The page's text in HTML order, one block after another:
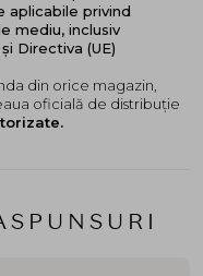
aplicabile privind
mediu, inclusiv
Directiva (UE)
din orice magazin,
oficială de distribuție